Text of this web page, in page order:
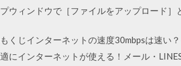
ウィンドウで［ファイルをアップロード
くじインターネットの速度30mbpsは速い
にインターネットが使える！メール・